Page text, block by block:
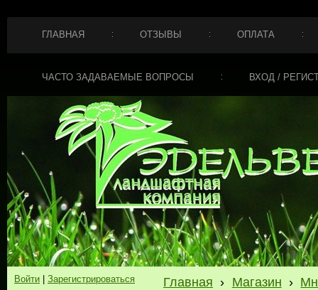
ГЛАВНАЯ ОТЗЫВЫ ОПЛАТА
ЧАСТО ЗАДАВАЕМЫЕ ВОПРОСЫ ВХОД /
Войти Зарегистрироваться Главная › Магазин ›